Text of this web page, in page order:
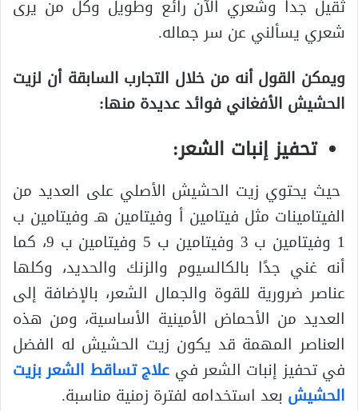
ثقيل جدا وشعري الآن رائع وطويل وكل من يرى
شعري يسألني عن سر جماله.
ويمكن القول أنه من خلال التجارب السابقة أن لزيت
الحشيش الأفغاني فوائد عديدة منها:
تحفيز إنبات الشعر:
حيث يحتوي زيت الحشيش الأصلي على العديد من
الفيتامينات مثل فيتامين أ وفيتامين هـ وفيتامين ب
1 وفيتامين ب 3 وفيتامين ب 5 وفيتامين ب 9، كما
أنه غني جدًا بالكالسيوم والزنك والحديد، وكلها
عناصر ضرورية للقوة والجمال الشعر، بالإضافة إلى
العديد من الأحماض الأمينية الأساسية، ومن هذه
العناصر المهمة قد يكون زيت الحشيش له الفضل
في تحفيز إنبات الشعر في علاج تساقط الشعر بزيت
الحشيش بعد استخدامه لفترة زمنية مناسبة.